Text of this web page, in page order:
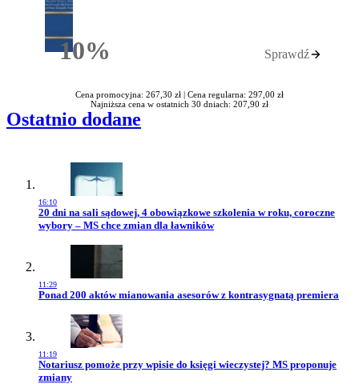
10%Rabatu Sprawdź
Cena promocyjna: 267,30 zł | Cena regularna: 297,00 zł
Najniższa cena w ostatnich 30 dniach: 207,90 zł
Ostatnio dodane
16:10
Przejdź do artykułu:
20 dni na sali sądowej, 4 obowiązkowe szkolenia w roku, coroczne
wybory – MS chce zmian dla ławników
11:29
Przejdź do artykułu:
Ponad 200 aktów mianowania asesorów z kontrasygnatą premiera
11:19
Przejdź do artykułu:
Notariusz pomoże przy wpisie do księgi wieczystej? MS proponuje
zmiany